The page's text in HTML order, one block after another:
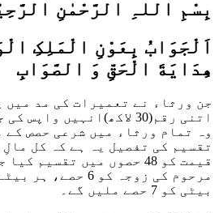
بِسْمِ اللہِ الرَّحْمٰنِ
اَلْجَوَابُ بِعَوْنِ الْمَلِکِ
ھِدَايَةَ الْحَقِّ وَ الصَّوَابِ
جن ورثاء نے تعمیرات کی مد میں
اتنی رقم(30 لاکھ)انہیں
وہ تمام ورثاء میں شرعی حصص کے
تقسیم کی تفصیل یہ ہے کہ کل
قیمت کو 48 حصوں میں
بیٹی کو 7 حصے ملیں گے۔